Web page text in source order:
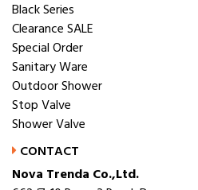
Black Series
Clearance SALE
Special Order
Sanitary Ware
Outdoor Shower
Stop Valve
Shower Valve
CONTACT
Nova Trenda Co.,Ltd.